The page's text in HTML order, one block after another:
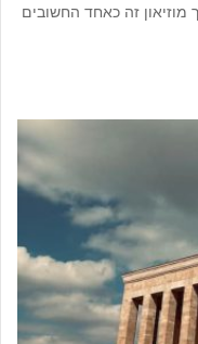
מוזיאון זה כאחד החשובים